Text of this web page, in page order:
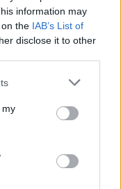
information may
the IAB’s List of
disclose it to other
or more Google
You may click to
third-party tags to
in below Google
my
Jelszó
Bejelentkezés
térképes